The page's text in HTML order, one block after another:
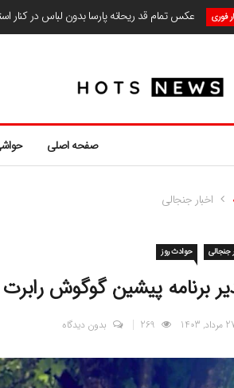
فوری عکس تمام قد ریحانه پارسا بدون لباس در
صفحه اصلی
اخبار جنجالی
جنجالی حوادث روز
برنامه پیشین گوگوش
1403 بدون دیدگاه